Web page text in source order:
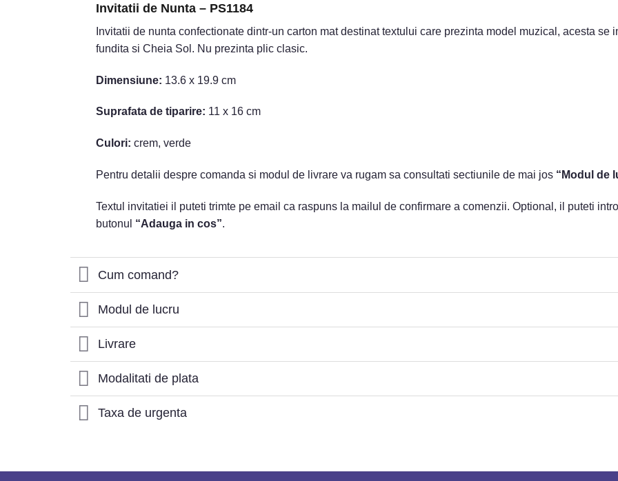
Invitatii de Nunta – PS1184
Invitatii de nunta confectionate dintr-un carton mat destinat textului care prezinta model muzical, acesta se
fundita si Cheia Sol. Nu prezinta plic clasic.
Dimensiune: 13.6 x 19.9 cm
Suprafata de tiparire: 11 x 16 cm
Culori: crem, verde
Pentru detalii despre comanda si modul de livrare va rugam sa consultati sectiunile de mai jos “Modul de
Textul invitatiei il puteti trimte pe email ca raspuns la mailul de confirmare a comenzii. Optional, il puteti
butonul “Adauga in cos”.
Cum comand?
Modul de lucru
Livrare
Modalitati de plata
Taxa de urgenta